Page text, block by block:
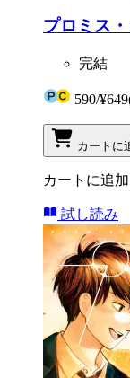
プロミス
完結
590/¥649
カートに
カートに追
試し読み